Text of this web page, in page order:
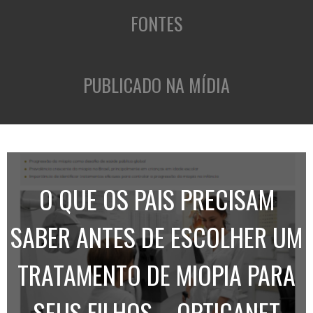
FONTES
PUBLICADO NA MÍDIA
O QUE OS PAIS PRECISAM
SABER ANTES DE ESCOLHER UM
TRATAMENTO DE MIOPIA PARA